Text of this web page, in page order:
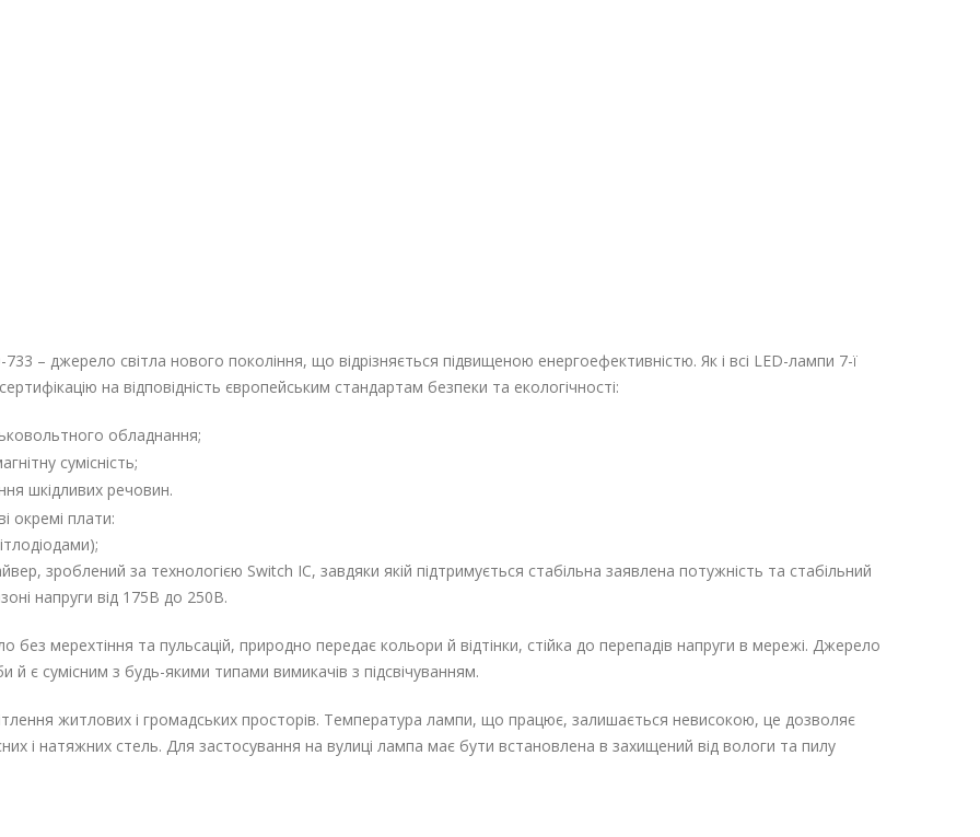
– джерело світла нового покоління, що відрізняється підвищеною енергоефективністю. Як і всі LED-лампи 7-ї
на відповідність європейським стандартам безпеки та екологічності:
обладнання;
сумісність;
шкідливих речовин.
окремі плати:
зроблений за технологією Switch IC, завдяки якій підтримується стабільна заявлена потужність та стабільний
напруги від 175В до 250В.
без мерехтіння та пульсацій, природно передає кольори й відтінки, стійка до перепадів напруги в мережі. Джерело
й є сумісним з будь-якими типами вимикачів з підсвічуванням.
житлових і громадських просторів. Температура лампи, що працює, залишається невисокою, це дозволяє
і натяжних стель. Для застосування на вулиці лампа має бути встановлена в захищений від вологи та пилу